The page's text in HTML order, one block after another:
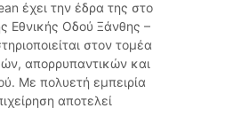
έχει την έδρα της στο
Εθνικής Οδού Ξάνθης –
στον τομέα
απορρυπαντικών και
Με πολυετή εμπειρία
αποτελεί